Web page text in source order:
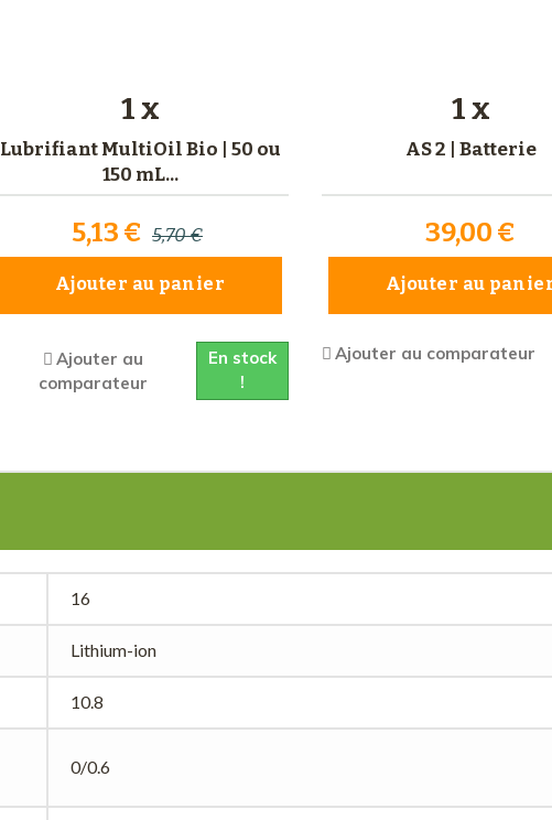
1 x
Lubrifiant MultiOil Bio | 50 ou
150 mL...
5,13 € 5,70 €
Ajouter au panier
Ajouter au
comparateur
En stock
!
1 x
AS 2 | Batterie
39,00 €
Ajouter au
Ajouter au comparateur
16
Lithium-ion
10.8
0/0.6